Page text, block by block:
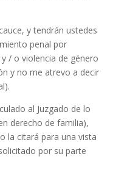
y tendrán ustedes
penal por
/ o violencia de género
y no me atrevo a decir
al Juzgado de lo
derecho de familia),
la citará para una vista
por su parte